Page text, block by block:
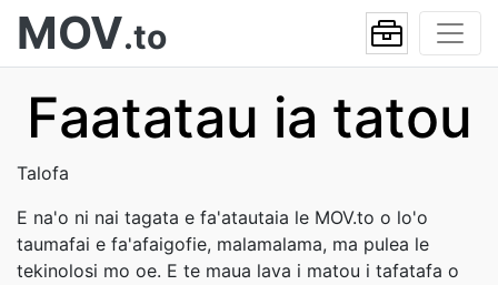
MOV.to
Faatatau ia tatou
Talofa
E na'o ni nai tagata e fa'atautaia le MOV.to o lo'o
taumafai e fa'afaigofie, malamalama, ma pulea le
tekinolosi mo oe. E te maua lava i matou i tafatafa o